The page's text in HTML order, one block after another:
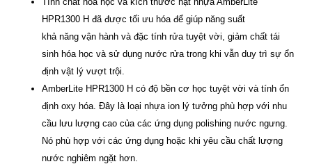
HPR1300 H đã được tối ưu hóa để giúp năng suất
khả năng vận hành và đặc tính rửa tuyệt vời, giảm chất tái
sinh hóa học và sử dụng nước rửa trong khi vẫn duy trì sự ổn
định vật lý vượt trội.
AmberLite HPR1300 H có độ bền cơ học tuyệt vời và tính ổn
định oxy hóa. Đây là loại nhựa ion lý tưởng phù hợp với nhu
cầu lưu lượng cao của các ứng dụng polishing nước ngưng.
Nó phù hợp với các ứng dụng hoặc khi yêu cầu chất lượng
nước nghiêm ngặt hơn.